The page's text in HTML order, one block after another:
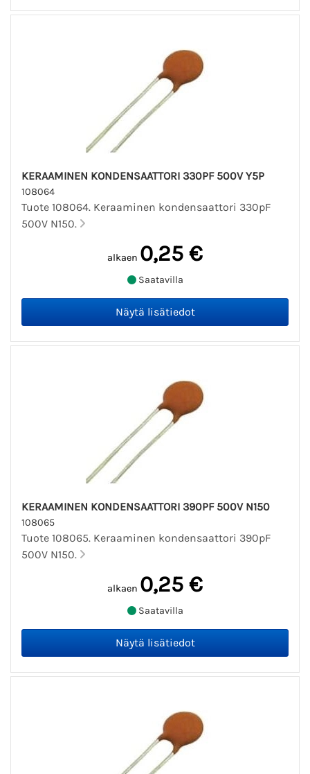
KERAAMINEN KONDENSAATTORI 330PF 500V Y5P
108064
Tuote 108064. Keraaminen kondensaattori 330pF
500V N150.
alkaen 0,25 €
Saatavilla
KERAAMINEN KONDENSAATTORI 390PF 500V N150
108065
Tuote 108065. Keraaminen kondensaattori 390pF
500V N150.
alkaen 0,25 €
Saatavilla